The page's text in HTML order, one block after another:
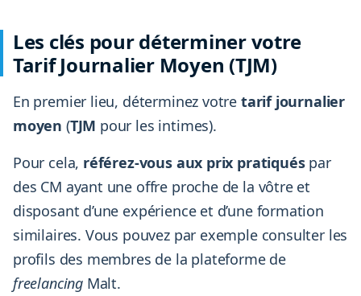
Les clés pour déterminer votre
Tarif Journalier Moyen (TJM)
En premier lieu, déterminez votre tarif journalier
moyen (TJM pour les intimes).
Pour cela, référez-vous aux prix pratiqués par
des CM ayant une offre proche de la vôtre et
disposant d’une expérience et d’une formation
similaires. Vous pouvez par exemple consulter les
profils des membres de la plateforme de
freelancing Malt.